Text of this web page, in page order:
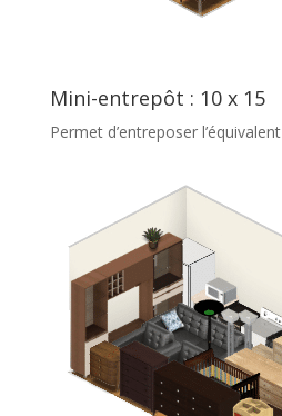
Mini-entrepôt : 10 x 15
Permet d’entreposer l’équivalent